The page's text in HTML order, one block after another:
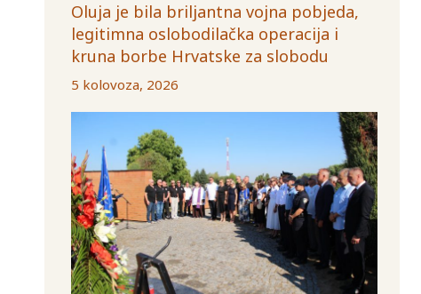
Oluja je bila briljantna vojna pobjeda,
legitimna oslobodilačka operacija i
kruna borbe Hrvatske za slobodu
5 kolovoza, 2026